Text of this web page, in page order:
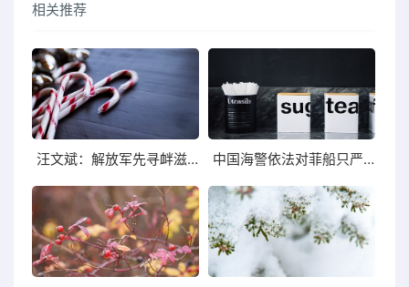
相关推荐
汪文斌：解放军先寻衅滋事在中台海地区制造事端 中国海警依法对菲船只严正警告全程跟监有效规制